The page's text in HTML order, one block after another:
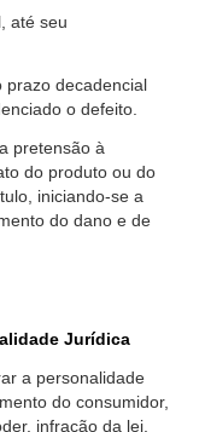
até seu
prazo decadencial
o defeito.
pretensão à
do produto ou do
iniciando-se a
do dano e de
Jurídica
a personalidade
do consumidor,
infração da lei,